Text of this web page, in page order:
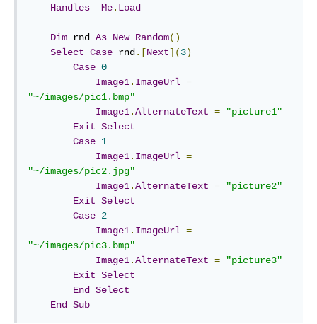
Handles
Me. Load
Dim rnd As New Random()
Select Case rnd .[Next](3)
Case 0
Image1. ImageUrl =
"~/images/pic1.bmp"
Image1.AlternateText =
"picture1"
Exit Select
Case 1
Image1. ImageUrl =
"~/images/pic2.jpg"
Image1.AlternateText =
"picture2"
Exit Select
Case 2
Image1. ImageUrl =
"~/images/pic3.bmp"
Image1.AlternateText =
"picture3"
Exit Select
End
Select
End
Sub